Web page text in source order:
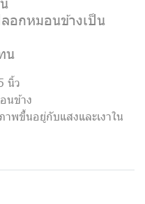
อกหมอนข้างเป็น
น
นิ้ว
นข้าง
ขึ้นอยู่กับแสงและเงาใน